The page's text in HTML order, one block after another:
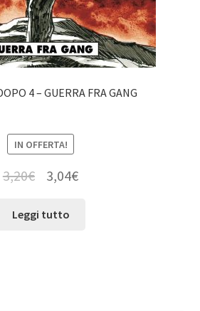
4 – GUERRA FRA GANG
IN OFFERTA!
3,20€ 3,04€
Leggi tutto